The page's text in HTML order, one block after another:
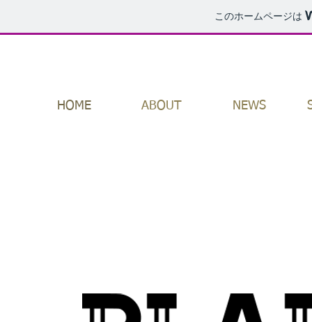
このホームページは
HOME ABOUT NEWS